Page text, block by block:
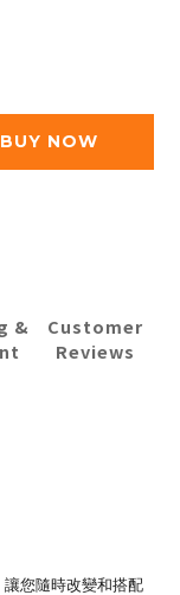
BUY NOW
&
Customer
Reviews
讓您隨時改變和搭配